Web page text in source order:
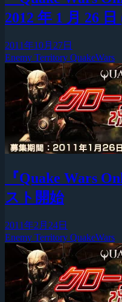
2012 年 1 月 26
2011年10月27日
Enemy Territory QuakeWars
『Quake Wars
スト開始
2011年2月24日
Enemy Territory QuakeWars